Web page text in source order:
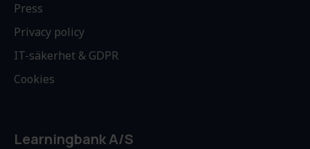
Press
Privacy policy
IT-säkerhet & GDPR
Cookies
Learningbank A/S